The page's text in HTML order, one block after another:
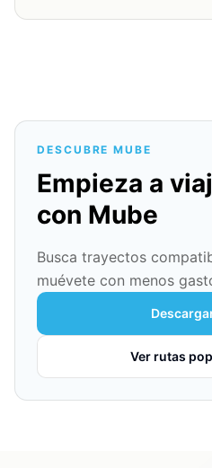
DESCUBRE MUBE
Empieza a
con Mube
Busca trayectos
muévete con menos
Ver rutas